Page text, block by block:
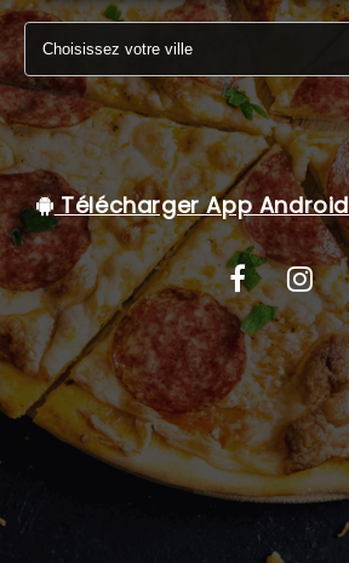
MENTIONS LÉGALES
C.G.V
Télécharger App Android